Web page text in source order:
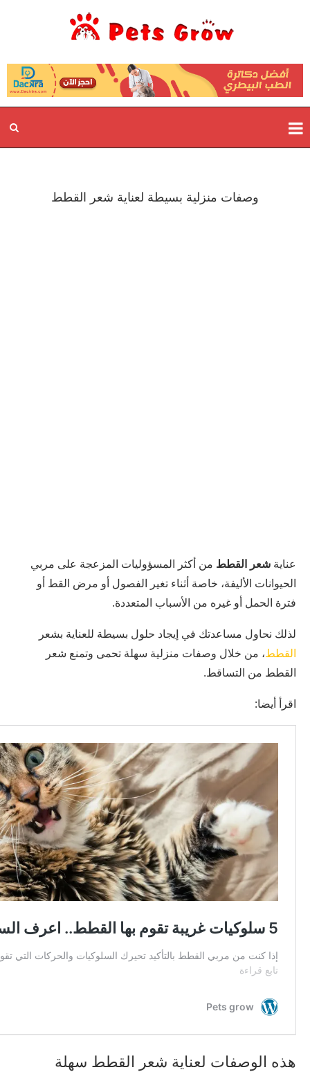
وصفات منزلية بسيطة لعناية شعر القطط
عناية شعر القطط من أكثر المسؤوليات المزعجة على مربي
الحيوانات الأليفة، خاصة أثناء تغير الفصول أو مرض القط أو
فترة الحمل أو غيره من الأسباب المتعددة.
لذلك نحاول مساعدتك في إيجاد حلول بسيطة للعناية بشعر
القطط، من خلال وصفات منزلية سهلة تحمى وتمنع شعر
القطط من التساقط.
اقرأ أيضا:
هذه الوصفات لعناية شعر القطط سهلة